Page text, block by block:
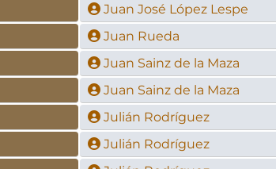
Juan José López Lespe
Juan Rueda
Juan Sainz de la Maza
Juan Sainz de la Maza
Julián Rodríguez
Julián Rodríguez